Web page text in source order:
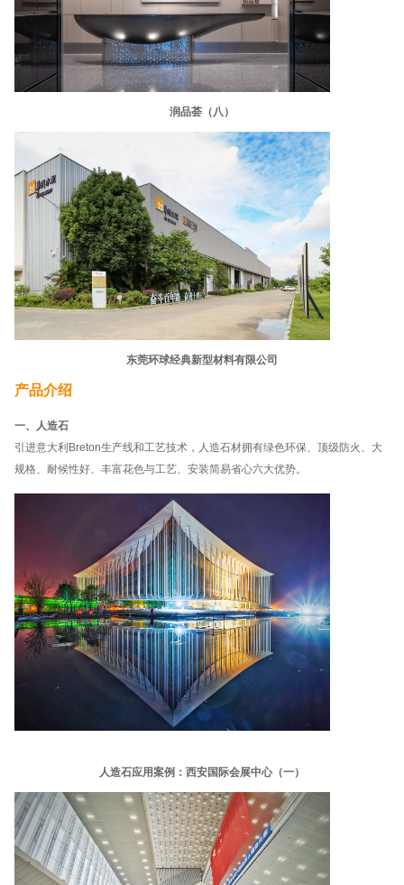
润品荟（八）
东莞环球经典新型材料有限公司
产品介绍
一、人造石
引进意大利Breton生产线和工艺技术，人造石材拥有绿色环保、顶级防火、大
规格、耐候性好、丰富花色与工艺、安装简易省心六大优势。
人造石应用案例：西安国际会展中心（一）